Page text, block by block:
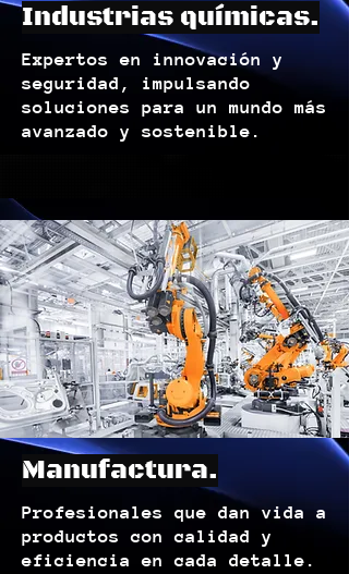
Industrias químicas.
Expertos en innovación y
seguridad, impulsando
soluciones para un mundo más
avanzado y sostenible.
Manufactura.
Profesionales que dan vida a
productos con calidad y
eficiencia en cada detalle.